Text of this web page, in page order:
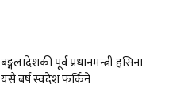
बङ्गलादेशकी पूर्व प्रधानमन्त्री हसिना
यसै बर्ष स्वदेश फर्किने